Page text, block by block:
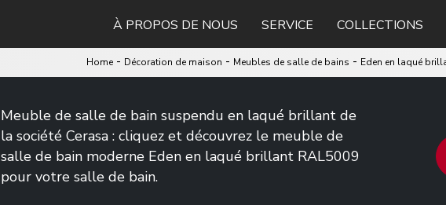
À PROPOS DE NOUS SERVICE COLLECTIONS
Home - Décoration de maison - Meubles de salle de bains - Eden en laqué
Meuble de salle de bain suspendu en laqué brillant de
la société Cerasa : cliquez et découvrez le meuble de
salle de bain moderne Eden en laqué brillant RAL5009
pour votre salle de bain.